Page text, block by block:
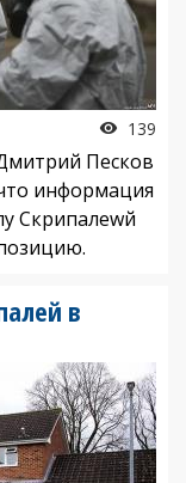
139
Песков
информация
Скрипалеwй
в